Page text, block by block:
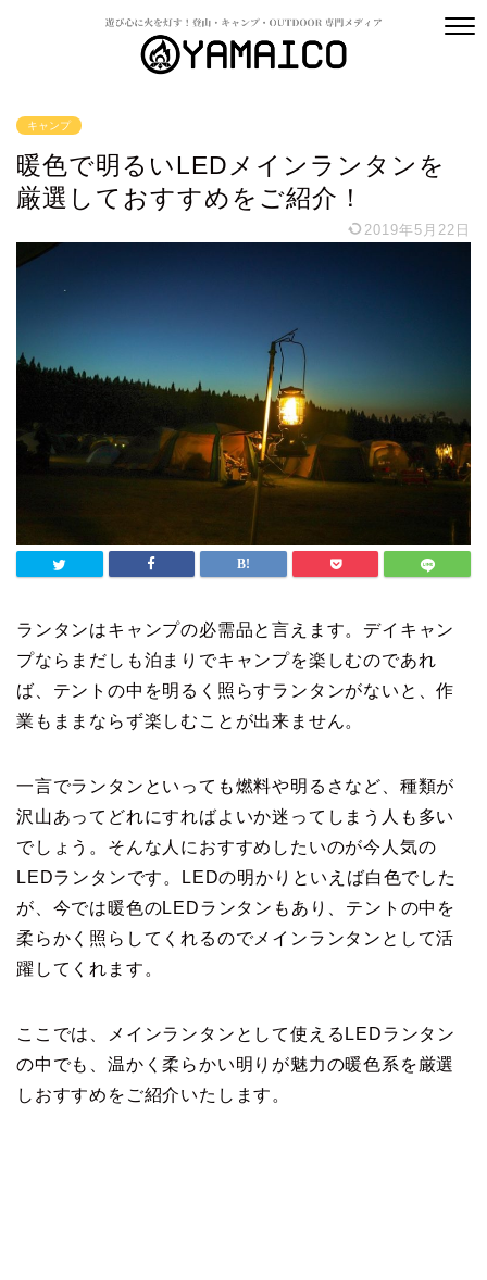
キャンプ
暖色で明るいLEDメインランタンを
厳選しておすすめをご紹介！
2019年5月22日
ランタンはキャンプの必需品と言えます。デイキャン
プならまだしも泊まりでキャンプを楽しむのであれ
ば、テントの中を明るく照らすランタンがないと、作
業もままならず楽しむことが出来ません。
一言でランタンといっても燃料や明るさなど、種類が
沢山あってどれにすればよいか迷ってしまう人も多い
でしょう。そんな人におすすめしたいのが今人気の
LEDランタンです。LEDの明かりといえば白色でした
が、今では暖色のLEDランタンもあり、テントの中を
柔らかく照らしてくれるのでメインランタンとして活
躍してくれます。
ここでは、メインランタンとして使えるLEDランタン
の中でも、温かく柔らかい明りが魅力の暖色系を厳選
しおすすめをご紹介いたします。